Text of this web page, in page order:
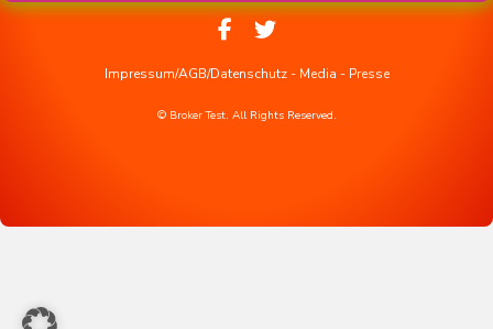
Impressum/AGB/Datenschutz- Media - Presse
© Broker Test. All Rights Reserved.